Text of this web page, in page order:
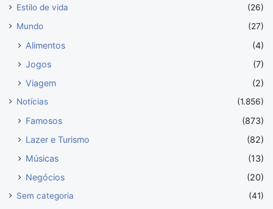
Estilo de vida
(26)
Mundo
(27)
Alimentos
(4)
Jogos
(7)
Viagem
(2)
Notícias (1.856)
Famosos
(873)
Lazer e Turismo
(82)
Músicas
(13)
Negócios
(20)
Sem categoria
(41)